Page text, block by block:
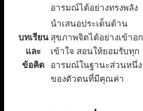
อารมณ์ได้อย่างทรงพลัง
บทเรียน
และ
ข้อคิด
นำเสนอประเด็นด้าน
สุขภาพจิตได้อย่างเข้าอก
เข้าใจ สอนให้ยอมรับทุก
อารมณ์ในฐานะส่วนหนึ่ง
ของตัวตนที่มีคุณค่า